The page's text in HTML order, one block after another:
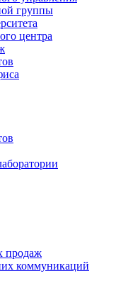
группы
центра
продаж
коммуникаций